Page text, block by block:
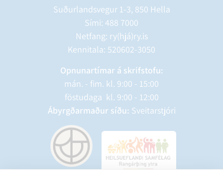
Suðurlandsvegur 1-3, 850 Hella
Sími: 488 7000
Netfang: ry(hjá)ry.is
Kennitala: 520602-3050
Opnunartímar á skrifstofu:
mán. - fim. kl. 9:00 - 15:00
föstudaga kl. 9:00 - 12:00
Ábyrgðarmaður síðu: Sveitarstjóri